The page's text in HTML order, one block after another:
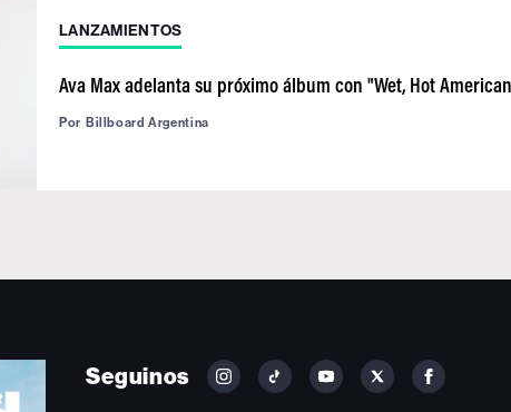
LANZAMIENTOS
Ava Max adelanta su próximo álbum con "Wet, Hot
Por Billboard Argentina
Seguinos
FOLLOWFOLLOWFOLLOWFOLLOWFOLLOW